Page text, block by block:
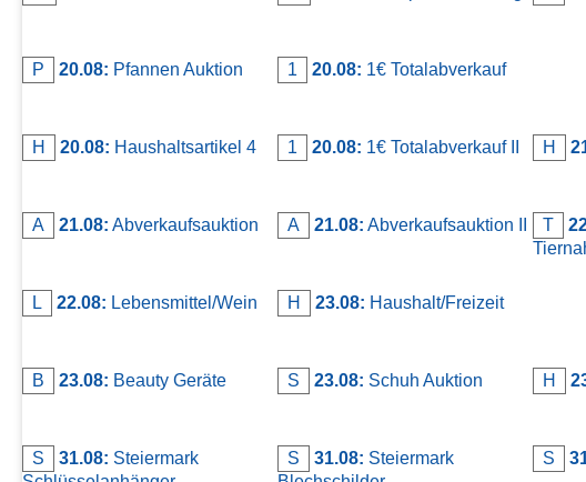
P 20.08: Pfannen Auktion 1 20.08: 1€ Totalabverkauf
H 20.08: Haushaltsartikel 4 1 20.08: 1€ Totalabverkauf II H
A 21.08: Abverkaufsauktion A 21.08: Abverkaufsauktion II T
L 22.08: Lebensmittel/Wein H 23.08: Haushalt/Freizeit
B 23.08: Beauty Geräte S 23.08: Schuh Auktion H
S 31.08: Steiermark
S 31.08: Steiermark
S